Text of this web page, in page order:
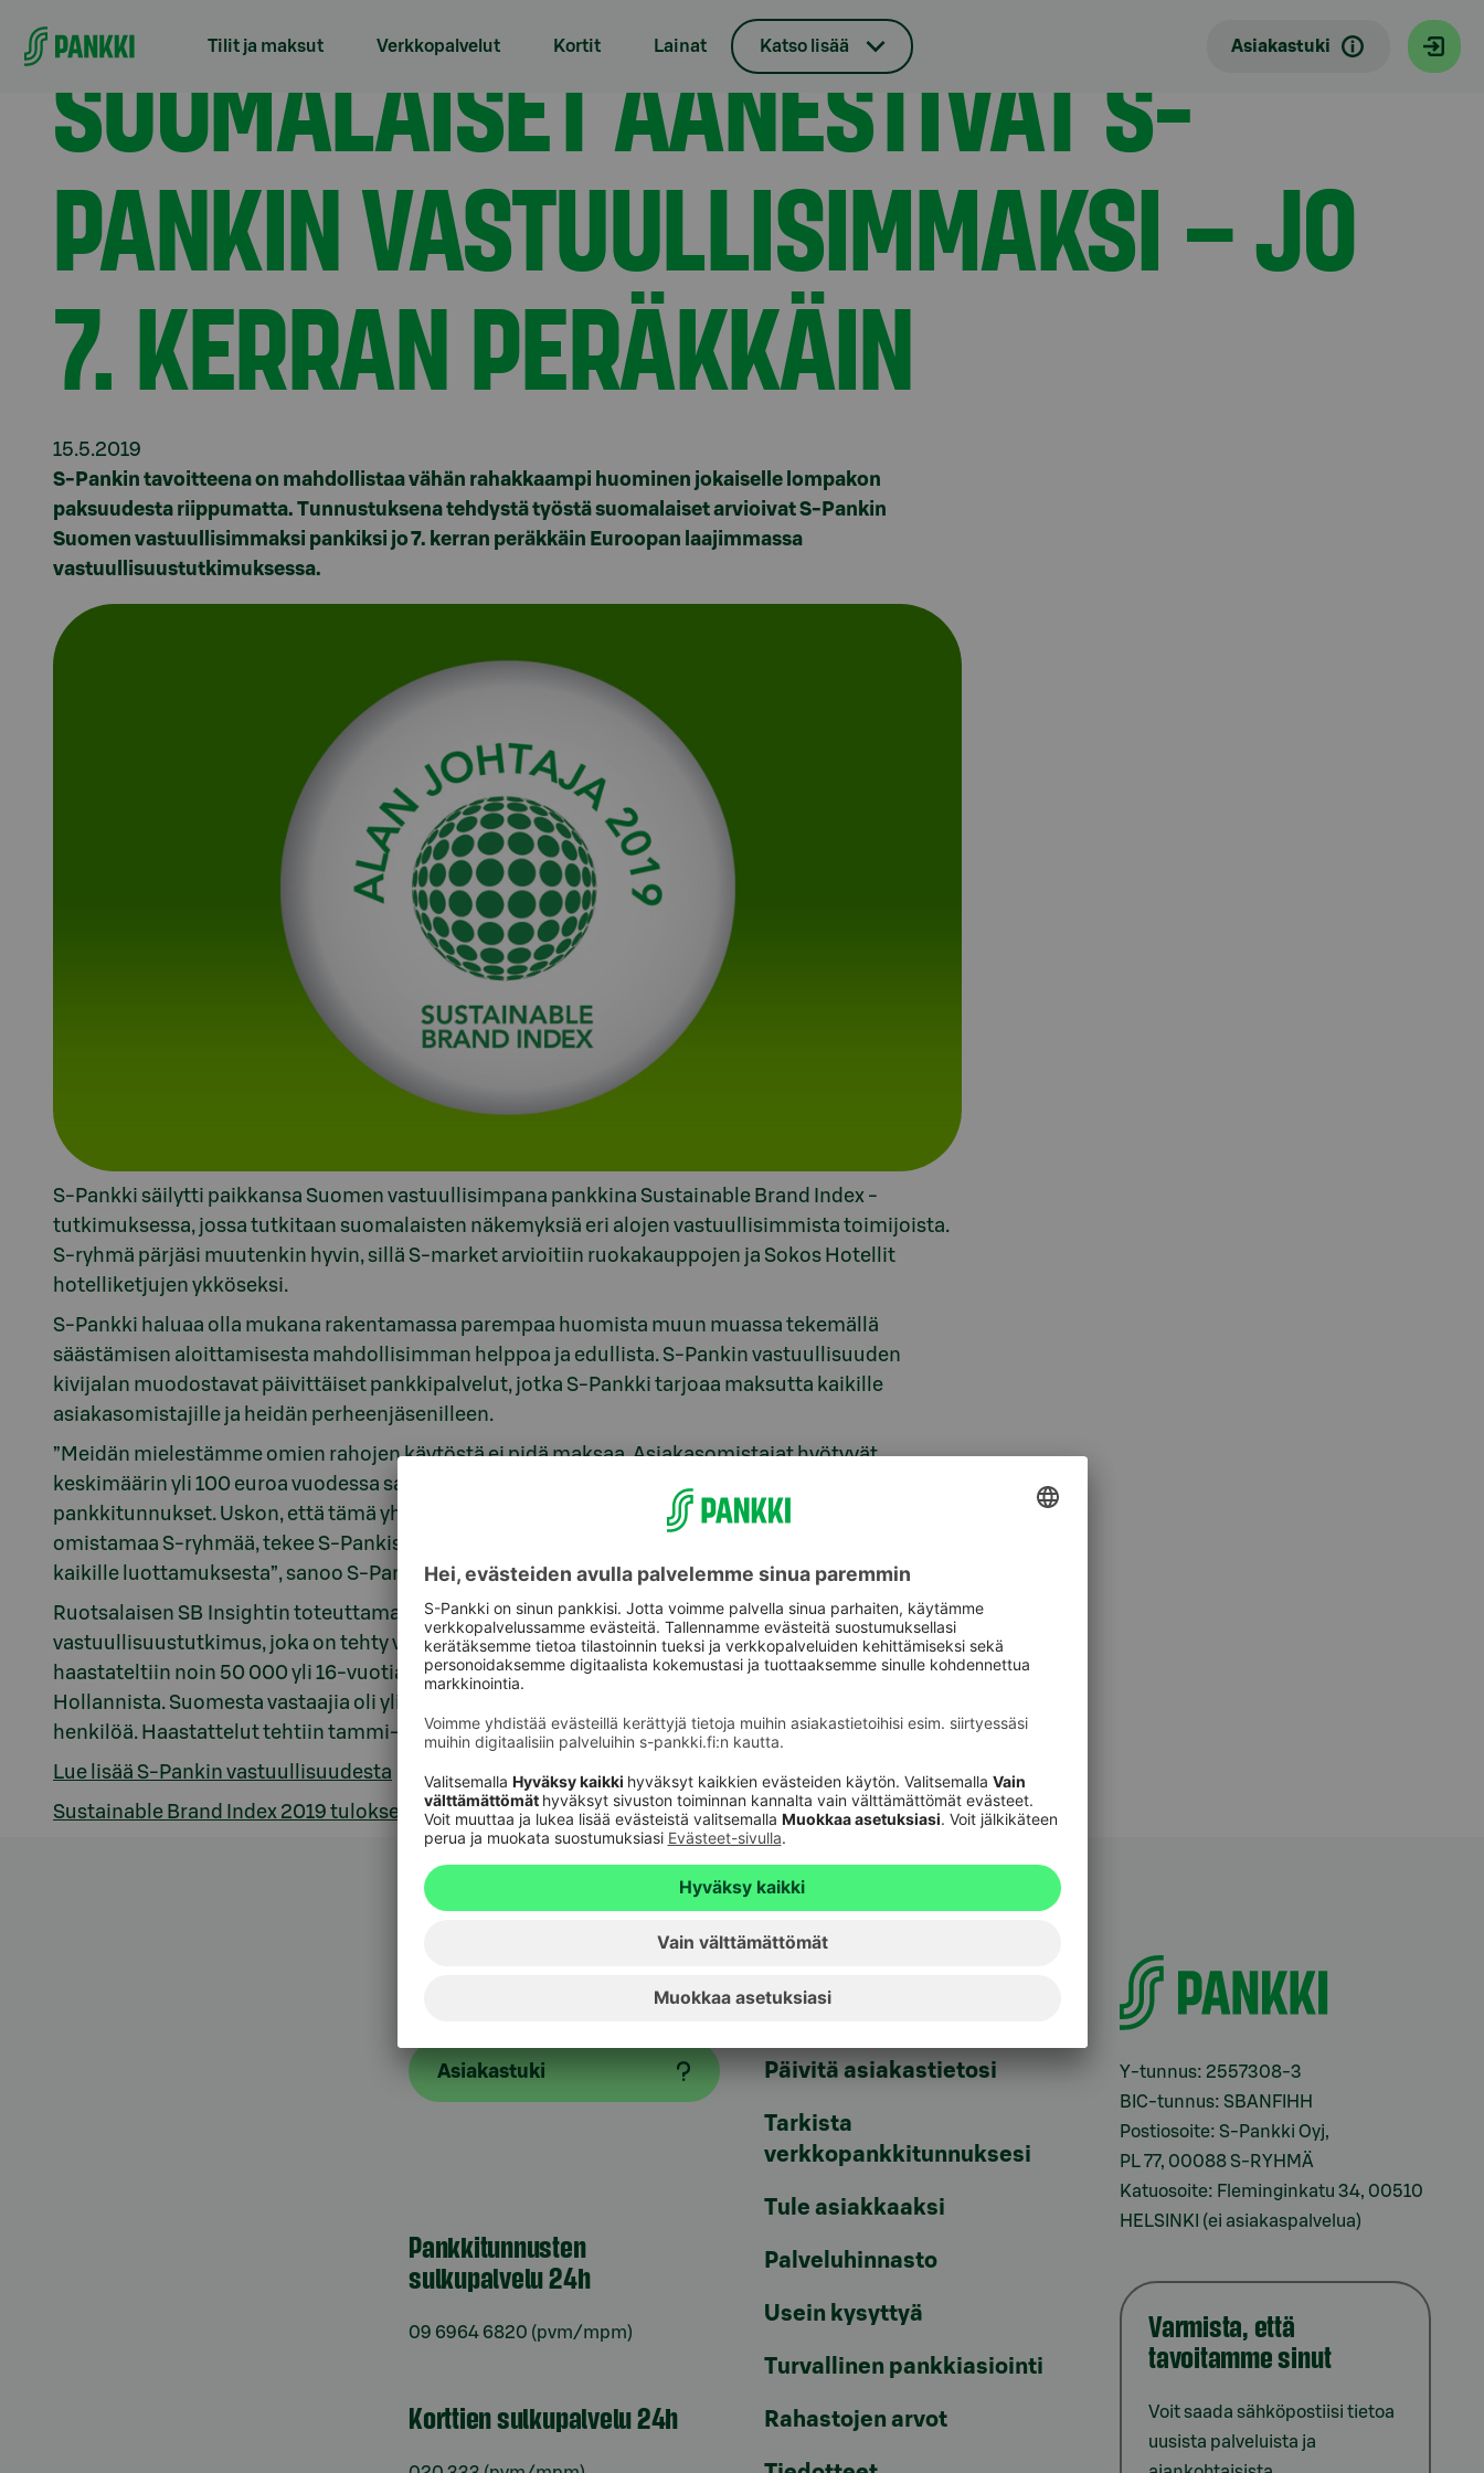
Tilit ja maksut Verkkopalvelut Kortit Lainat Katso lisää Asiakastuki
Suomalaiset äänestivät S-Pankin vastuullisimmaksi – jo 7. kerran peräkkäin
SUOMALAISET ÄÄNESTIVÄT S-
PANKIN VASTUULLISIMMAKSI – JO
7. KERRAN PERÄKKÄIN
15.5.2019
S-Pankin tavoitteena on mahdollistaa vähän rahakkaampi huominen jokaiselle lompakon
paksuudesta riippumatta. Tunnustuksena tehdystä työstä suomalaiset arvioivat S-Pankin
Suomen vastuullisimmaksi pankiksi jo 7. kerran peräkkäin Euroopan laajimmassa
vastuullisuustutkimuksessa.
S-Pankki säilytti paikkansa Suomen vastuullisimpana pankkina Sustainable Brand Index -
tutkimuksessa, jossa tutkitaan suomalaisten näkemyksiä eri alojen vastuullisimmista toimijoista.
S-ryhmä pärjäsi muutenkin hyvin, sillä S-market arvioitiin ruokakauppojen ja Sokos Hotellit
hotelliketjujen ykköseksi.
S-Pankki haluaa olla mukana rakentamassa parempaa huomista muun muassa tekemällä
säästämisen aloittamisesta mahdollisimman helppoa ja edullista. S-Pankin vastuullisuuden
kivijalan muodostavat päivittäiset pankkipalvelut, jotka S-Pankki tarjoaa maksutta kaikille
asiakasomistajille ja heidän perheenjäsenilleen.
”Meidän mielestämme omien rahojen käytöstä ei pidä maksaa. Asiakasomistajat hyötyvät
keskimäärin yli 100 euroa vuodessa saadessaan maksutta käyttöönsä tilin, kortin ja
pankkitunnukset. Uskon, että tämä yhdistettynä siihen, että olemme osa asiakkaidensa
omistamaa S-ryhmää, tekee S-Pankista suomalaisten silmissä vastuullisimman pankin. Kiitos
kaikille luottamuksesta”, sanoo S-Pankin toimitusjohtajaPekka Ylihurula.
Ruotsalaisen SB Insightin toteuttama Sustainable Brand Index on Euroopan laajin
vastuullisuustutkimus, joka on tehty vuosittain vuodesta 2011 lähtien. Vuoden 2019 tutkimukseen
haastateltiin noin 50 000 yli 16-vuotiasta vastaajaa Suomesta, Ruotsista, Norjasta, Tanskasta ja
Hollannista. Suomesta vastaajia oli yli 10 000. Jokaista brändiä on arvioinut vähintään tuhat
henkilöä. Haastattelut tehtiin tammi-maaliskuussa 2019.
Lue lisää S-Pankin vastuullisuudesta
Sustainable Brand Index 2019 tulokset
Asiakastuki
Pankkitunnusten
sulkupalvelu 24h
09 6964 6820 (pvm/mpm)
Korttien sulkupalvelu 24h
Päivitä asiakastietosi
Tarkista
verkkopankkitunnuksesi
Tule asiakkaaksi
Palveluhinnasto
Usein kysyttyä
Turvallinen pankkiasiointi
Rahastojen arvot
Y-tunnus: 2557308-3
BIC-tunnus: SBANFIHH
Postiosoite: S-Pankki Oyj,
PL 77, 00088 S-RYHMÄ
Katuosoite: Fleminginkatu 34, 00510
HELSINKI (ei asiakaspalvelua)
Varmista, että
tavoitamme sinut
Voit saada sähköpostiisi tietoa
uusista palveluista ja